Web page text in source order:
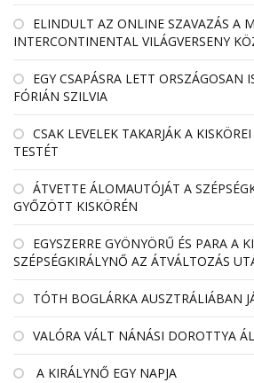
ELINDULT AZ ONLINE SZAVAZÁS A
INTERCONTINENTAL VILÁGVERSENY
EGY CSAPÁSRA LETT ORSZÁGOSAN
FÓRIÁN SZILVIA
CSAK LEVELEK TAKARJÁK A
TESTÉT
ÁTVETTE ÁLOMAUTÓJÁT A
GYŐZÖTT KISKÖRÉN
EGYSZERRE GYÖNYÖRŰ ÉS PARA A
SZÉPSÉGKIRÁLYNŐ AZ ÁTVÁLTOZÁS
TÓTH BOGLÁRKA AUSZTRÁLIÁBAN
VALÓRA VÁLT NÁNÁSI DOROTTYA
A KIRÁLYNŐ EGY NAPJA